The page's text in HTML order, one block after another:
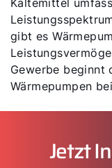
gibt es
Gewerbe beginnt
Wärmepumpen
Jetzt